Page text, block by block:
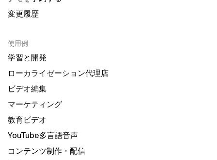
変更履歴
使用例
学習と開発
ローカライゼーション代理店
ビデオ編集
マーケティング
教育ビデオ
YouTube多言語音声
コンテンツ制作・配信